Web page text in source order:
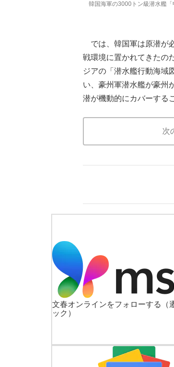
韓国海軍の3000トン級潜水艦
では、韓国軍は原潜が
戦環境に置かれてきたの
ジアの「潜水艦行動海域
い、豪州軍潜水艦が豪州
潜が機動的にカバーする
次
文春オンラインをフォローする
ック）